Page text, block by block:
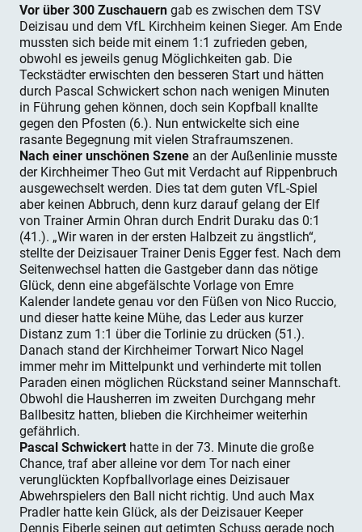
Vor über 300 Zuschauerngab es zwischen dem TSV
Deizisau und dem VfL Kirchheim keinen Sieger. Am Ende
mussten sich beide mit einem 1:1 zufrieden geben,
obwohl es jeweils genug Möglichkeiten gab. Die
Teckstädter erwischten den besseren Start und hätten
durch Pascal Schwickert schon nach wenigen Minuten
in Führung gehen können, doch sein Kopfball knallte
gegen den Pfosten (6.). Nun entwickelte sich eine
rasante Begegnung mit vielen Strafraumszenen.
Nach einer unschönen Szene an der Außenlinie musste
der Kirchheimer Theo Gut mit Verdacht auf Rippenbruch
ausgewechselt werden. Dies tat dem guten VfL-Spiel
aber keinen Abbruch, denn kurz darauf gelang der Elf
von Trainer Armin Ohran durch Endrit Duraku das 0:1
(41.). „Wir waren in der ersten Halbzeit zu ängstlich“,
stellte der Deizisauer Trainer Denis Egger fest. Nach dem
Seitenwechsel hatten die Gastgeber dann das nötige
Glück, denn eine abgefälschte Vorlage von Emre
Kalender landete genau vor den Füßen von Nico Ruccio,
und dieser hatte keine Mühe, das Leder aus kurzer
Distanz zum 1:1 über die Torlinie zu drücken (51.).
Danach stand der Kirchheimer Torwart Nico Nagel
immer mehr im Mittelpunkt und verhinderte mit tollen
Paraden einen möglichen Rückstand seiner Mannschaft.
Obwohl die Hausherren im zweiten Durchgang mehr
Ballbesitz hatten, blieben die Kirchheimer weiterhin
gefährlich.
Pascal Schwickert hatte in der 73. Minute die große
Chance, traf aber alleine vor dem Tor nach einer
verunglückten Kopfballvorlage eines Deizisauer
Abwehrspielers den Ball nicht richtig. Und auch Max
Pradler hatte kein Glück, als der Deizisauer Keeper
Dennis Eiberle seinen gut getimten Schuss gerade noch